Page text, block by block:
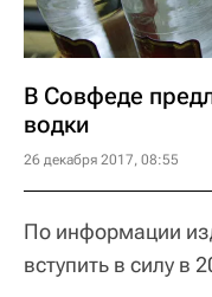
В Совфеде
водки
26 декабря 2017, 08:55
По информации
вступить в силу в